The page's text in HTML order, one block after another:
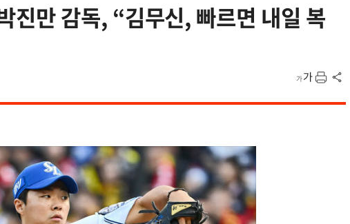
만 감독, “김무신, 빠르면 내일 복